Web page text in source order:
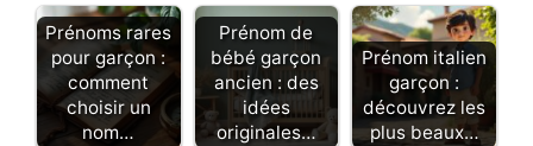
Prénoms rares
pour garçon :
comment
choisir un
nom…
Prénom de
bébé garçon
ancien : des
idées
originales…
Prénom italien
garçon :
découvrez les
plus beaux…